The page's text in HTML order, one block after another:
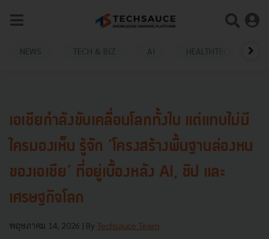
NEWS TECH & BIZ AI HEALTHTECH
เอเชียกำลังขับเคลื่อนโลกทั้งใบ แต่แทบไม่มี
ใครมองเห็น รู้จัก ‘โครงสร้างพื้นฐานล่องหน
ของเอเชีย’ ที่อยู่เบื้องหลัง AI, ชิป และ
เศรษฐกิจโลก
พฤษภาคม 14, 2026 | By Techsauce Team